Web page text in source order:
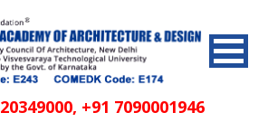
+91 7090001946